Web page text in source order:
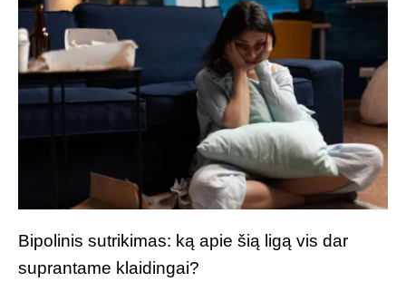
Bipolinis sutrikimas: ką apie šią ligą vis dar
suprantame klaidingai?